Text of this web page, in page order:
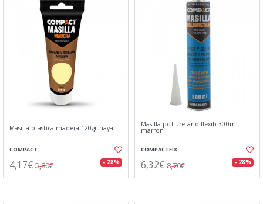
Masilla plastica madera 120gr.haya
COMPACT
4,17€ 5,80€ - 28%
Masilla poliuretano flexib.300ml.
marron
COMPACTFIX
6,32€ 8,76€ - 28%